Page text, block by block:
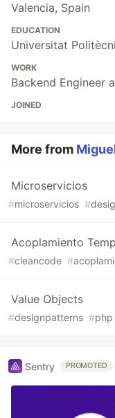
Valencia, Spain
EDUCATION
Universitat
WORK
Backend Engineer
JOINED
More from
Microservicios
#microservicios #
Acoplamiento
#cleancode #
Value Objects
#designpatterns #php
Sentry PROMOTED